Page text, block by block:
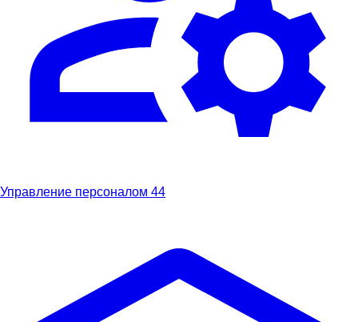
Управление персоналом 44